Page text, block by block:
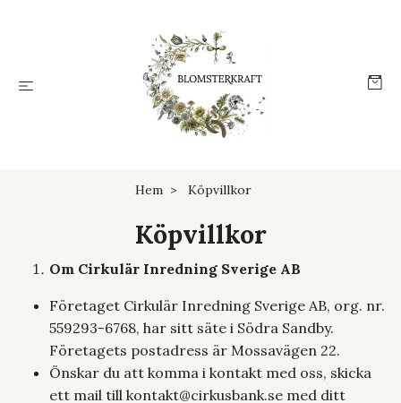
Hem Köpvillkor
Köpvillkor
Om Cirkulär Inredning Sverige AB
Företaget Cirkulär Inredning Sverige AB, org. nr.
559293-6768, har sitt säte i Södra Sandby.
Företagets postadress är Mossavägen 22.
Önskar du att komma i kontakt med oss, skicka
ett mail till kontakt@cirkusbank.se med ditt